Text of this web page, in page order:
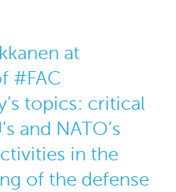
at
#FAC
topics: critical
and NATO’s
in the
of the defense